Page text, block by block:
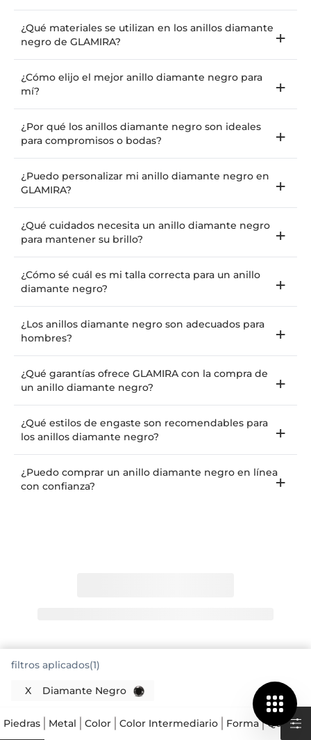
¿Qué materiales se utilizan en los anillos diamante
negro de GLAMIRA?
¿Cómo elijo el mejor anillo diamante negro para
mí?
¿Por qué los anillos diamante negro son ideales
para compromisos o bodas?
¿Puedo personalizar mi anillo diamante negro en
GLAMIRA?
¿Qué cuidados necesita un anillo diamante negro
para mantener su brillo?
¿Cómo sé cuál es mi talla correcta para un anillo
diamante negro?
¿Los anillos diamante negro son adecuados para
hombres?
¿Qué garantías ofrece GLAMIRA con la compra de
un anillo diamante negro?
¿Qué estilos de engaste son recomendables para
los anillos diamante negro?
¿Puedo comprar un anillo diamante negro en línea
con confianza?
filtros aplicados(1)
X Diamante Negro
Piedras Metal Color Color Intermediario Forma Quilates